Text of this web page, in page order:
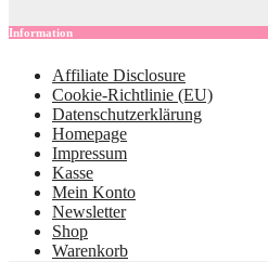
Information
Affiliate Disclosure
Cookie-Richtlinie (EU)
Datenschutzerklärung
Homepage
Impressum
Kasse
Mein Konto
Newsletter
Shop
Warenkorb